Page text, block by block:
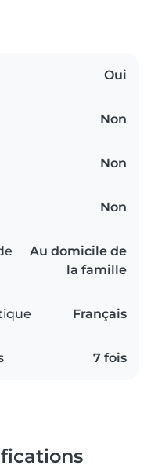
Oui
Non
Non
Non
Au domicile de
la famille
Français
7 fois